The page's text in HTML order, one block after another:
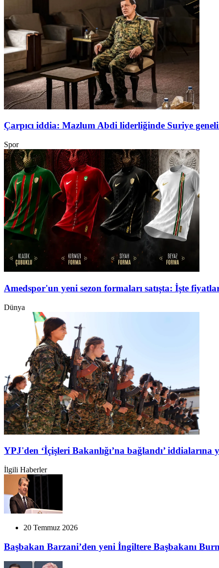
Çarpıcı iddia: Mazlum Abdi liderliğinde Suriye
Spor
Amedspor'un yeni sezon formaları satışta: İşte
Dünya
YPJ'den ‘İçişleri Bakanlığı’na bağlandı’ iddialarına
İlgili Haberler
20 Temmuz 2026
Başbakan Barzani’den yeni İngiltere Başbakanı